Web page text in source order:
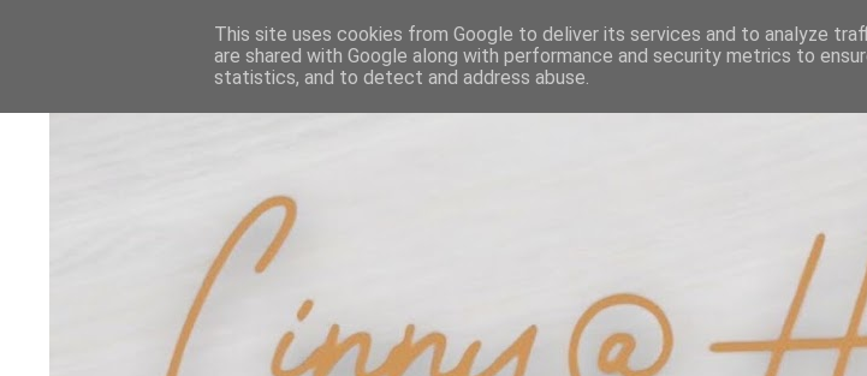
This site uses cookies from Google to deliver its services and to analyze
are shared with Google along with performance and security metrics to
statistics, and to detect and address abuse.